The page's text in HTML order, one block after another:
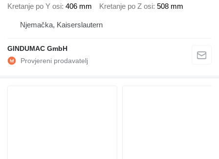
Kretanje po Y osi 406 mm Kretanje po Z osi 508 mm
Njemačka, Kaiserslautern
GINDUMAC GmbH